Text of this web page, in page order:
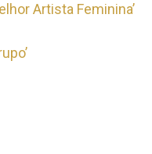
Artista Feminina’